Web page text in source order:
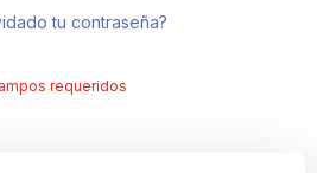
tu contraseña?